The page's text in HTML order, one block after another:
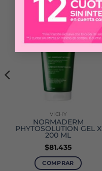
VICHY
NORMADERM
PHYTOSOLUTION GEL X
200 ML
$81.435
COMPRAR